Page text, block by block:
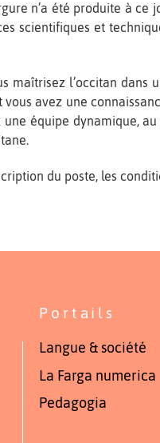
n’a été produite à ce
scientifiques et
maîtrisez l’occitan dans
avez une
une équipe dynamique,
du poste, les
Portails
Langue & société
La Farga numerica
Pedagogia